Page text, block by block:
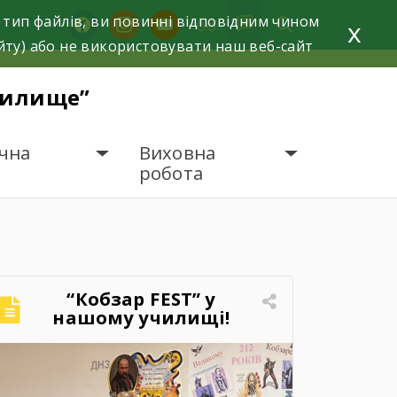
facebookinstagramyoutube
Виховна
робота
“Кобзар FEST” у
нашому училищі!
файлів, ви повинні відповідним чином
або не використовувати наш веб-сайт
x